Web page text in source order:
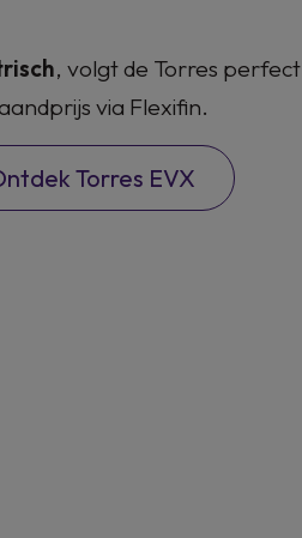
, volgt de Torres perfect
via Flexifin.
Torres EVX